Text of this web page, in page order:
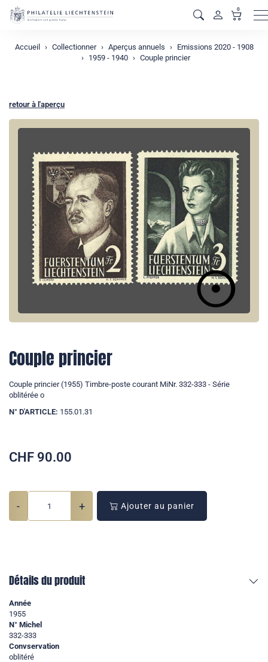
0
Accueil Collectionner Aperçus annuels
Emissions 2020 - 1908
1959 - 1940
Couple princier
retour à l'aperçu
Couple princier
Couple princier (1955) Timbre-poste courant MiNr. 332-333 - Série
oblitérée o
N° D'ARTICLE: 155.01.31
CHF 90.00
- + Ajouter au panier
Détails du produit
Année
1955
N° Michel
332-333
Convservation
oblitéré